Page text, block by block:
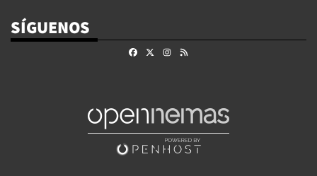
SÍGUENOS
FacebookInstagram